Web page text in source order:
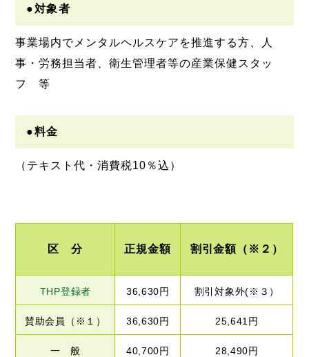
●対象者
事業場内でメンタルヘルスケアを推進する方、人
事・労務担当者、衛生管理者等の産業保健スタッ
フ 等
●料金
（テキスト代・消費税10％込）
区 分 正規金額 割引金額（※２）
THP登録者 36,630円 割引対象外(※３）
賛助会員（※１） 36,630円 25,641円
一 般 40,700円 28,490円